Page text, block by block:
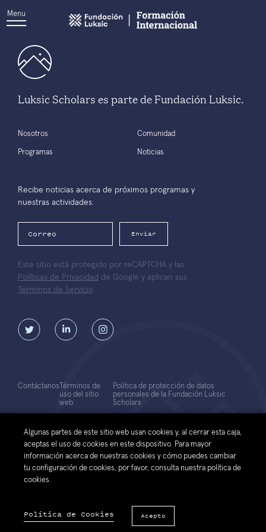
Menu
Luksic Scholars es parte de Fundación Luksic.
Nosotros
Programas
Comunidad
Noticias
Recibe noticias acerca de próximos programas y
nuestras actividades:
Enviar
Este sitio está protegido por reCAPTCHA y las
Políticas de Privacidad de Google y aplican sus
Términos de Servicio .
© 2026 Fundación Luksic Scholars. Todos los Derechos Reservados
Contáctanos Términos de
uso del sitio
web
Política de protección de datos
personales de la Fundación Luksic
Scholars
Algunas partes de este sitio web usan cookies y, al cerrar esta caja,
aceptas el uso de cookies en este dispositivo. Para mayor
información acerca de nuestras cookies y cómo puedes cambiar
tu configuración de cookies, por favor, consulta nuestra política de
cookies.
Política de Cookies Acepto